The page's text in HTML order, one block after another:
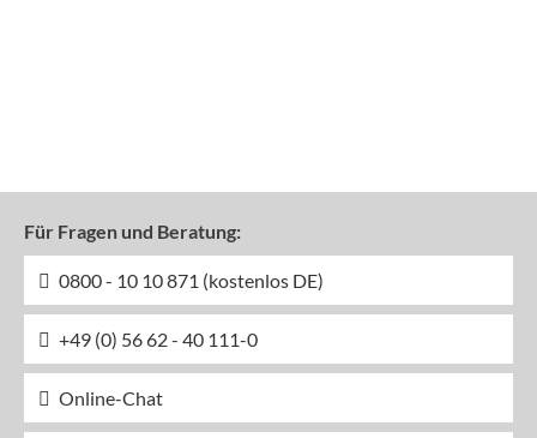
Für Fragen und Beratung:
0800 - 10 10 871 (kostenlos DE)
+49 (0) 56 62 - 40 111-0
Online-Chat